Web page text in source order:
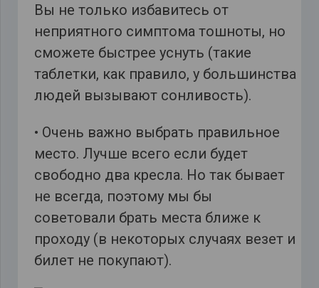
Вы не только избавитесь от
неприятного симптома тошноты, но
сможете быстрее уснуть (такие
таблетки, как правило, у большинства
людей вызывают сонливость).
• Очень важно выбрать правильное
место. Лучше всего если будет
свободно два кресла. Но так бывает
не всегда, поэтому мы бы
советовали брать места ближе к
проходу (в некоторых случаях везет и
билет не покупают).